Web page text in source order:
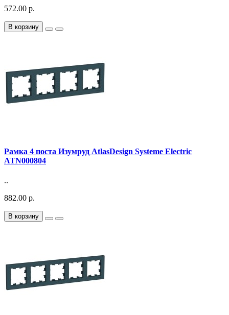
572.00 р.
В корзину
Рамка 4 поста Изумруд AtlasDesign Systeme Electric
ATN000804
..
882.00 р.
В корзину